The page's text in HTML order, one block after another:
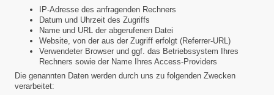
IP-Adresse des anfragenden Rechners
Datum und Uhrzeit des Zugriffs
Name und URL der abgerufenen Datei
Website, von der aus der Zugriff erfolgt (Referrer-URL)
Verwendeter Browser und ggf. das Betriebssystem Ihres
Rechners sowie der Name Ihres Access-Providers
Die genannten Daten werden durch uns zu folgenden Zwecken
verarbeitet: